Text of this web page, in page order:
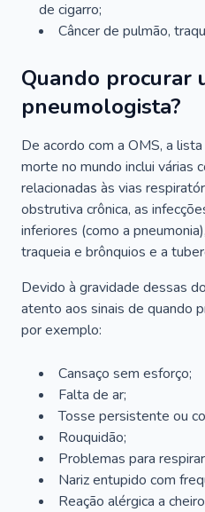
de cigarro;
Câncer de pulmão,
Quando procurar
pneumologista?
De acordo com a OMS, a
morte no mundo inclui várias
relacionadas às vias
obstrutiva crônica, as
inferiores (como a
traqueia e brônquios e a
Devido à gravidade dessas
atento aos sinais de quando
por exemplo:
Cansaço sem esforço;
Falta de ar;
Tosse persistente ou
Rouquidão;
Problemas para
Nariz entupido com
Reação alérgica a